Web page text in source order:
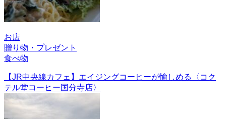
お店
贈り物・プレゼント
食べ物
【JR中央線カフェ】エイジングコーヒーが愉しめる〈コク
テル堂コーヒー国分寺店〉